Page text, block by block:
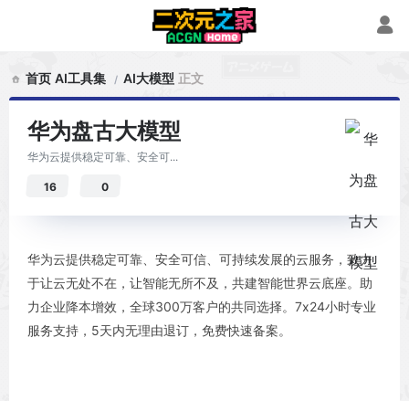
首页 AI工具集 AI大模型 正文
华为盘古大模型
华为云提供稳定可靠、安全可...
16 0
华为云提供稳定可靠、安全可信、可持续发展的云服务，致力
于让云无处不在，让智能无所不及，共建智能世界云底座。助
力企业降本增效，全球300万客户的共同选择。7x24小时专业
服务支持，5天内无理由退订，免费快速备案。